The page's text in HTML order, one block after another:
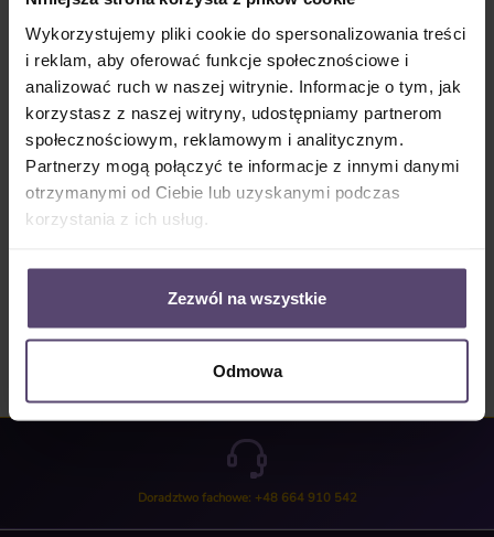
Wykorzystujemy pliki cookie do spersonalizowania treści
i reklam, aby oferować funkcje społecznościowe i
analizować ruch w naszej witrynie. Informacje o tym, jak
korzystasz z naszej witryny, udostępniamy partnerom
społecznościowym, reklamowym i analitycznym.
Partnerzy mogą połączyć te informacje z innymi danymi
otrzymanymi od Ciebie lub uzyskanymi podczas
korzystania z ich usług.
Zezwól na wszystkie
Odmowa
Ilość produktu: Wprowadź żądaną ilość lub użyj przycisków, aby zwiększyć lub
Do koszyka
Numer produktu:MU_PB_B0174_PG2
Opis
Doradztwo fachowe: +48 664 910 542